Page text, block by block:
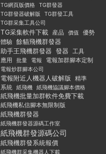
TG網頁版價格
TG群發器
TG群發器破解版
TG群發工具
TG群采集工具公司
TG采集軟件下載 産品 價值 優勢
體驗 餘貓飛機群發器
助手王飛機群發器 發器 工具
應用
批量 電報 電報加群腳本定制
電報炒群腳本公司
電報附近人機器人破解版 精準
系統 紙飛機 紙飛機協議腳本價格
紙飛機批量加群軟件免費下載
紙飛機私信腳本無限制版
紙飛機群發器
紙飛機群發器源碼工作室
紙飛機群發源碼公司
紙飛機群發系統報價
紙飛機群采集機器人下載